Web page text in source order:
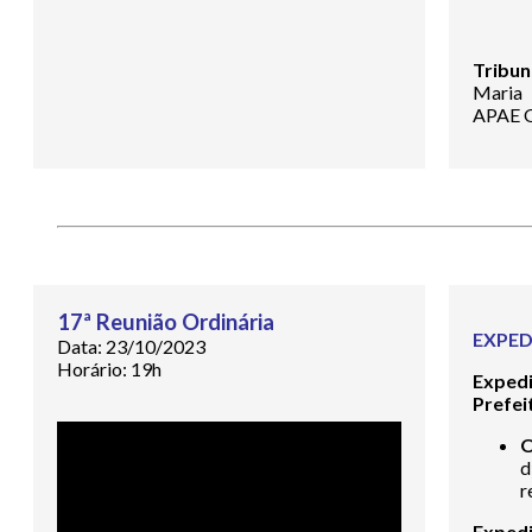
Maria
APAE
17ª Reunião Ordinária
Data: 23/10/2023
Horário: 19h